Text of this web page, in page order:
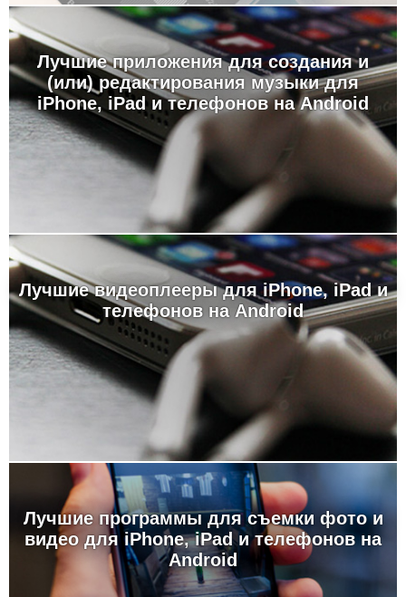
Лучшие приложения для создания и
(или) редактирования музыки для
iPhone, iPad и телефонов на Android
Лучшие видеоплееры для iPhone, iPad и
телефонов на Android
Лучшие программы для съемки фото и
видео для iPhone, iPad и телефонов на
Android